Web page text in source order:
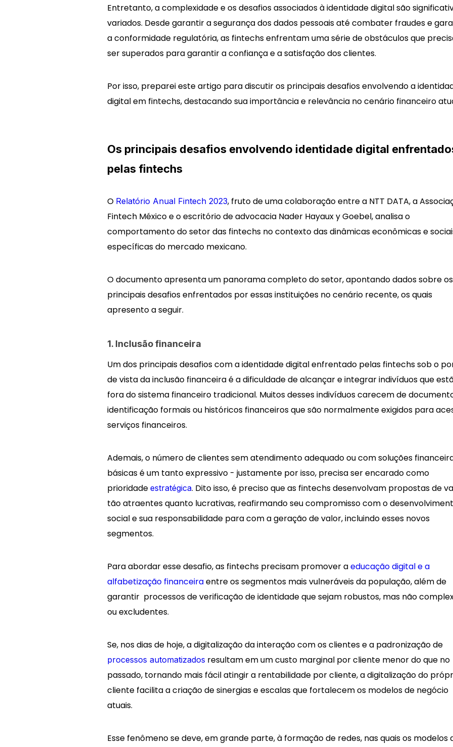
Entretanto, a complexidade e os desafios associados à identidade digital são
variados. Desde garantir a segurança dos dados pessoais até combater fraudes e
a conformidade regulatória, as fintechs enfrentam uma série de obstáculos que
ser superados para garantir a confiança e a satisfação dos clientes.
Por isso, preparei este artigo para discutir os principais desafios envolvendo a
digital em fintechs, destacando sua importância e relevância no cenário financeiro
Os principais desafios envolvendo identidade digital
pelas fintechs
O Relatório Anual Fintech 2023, fruto de uma colaboração entre a NTT DATA, a
Fintech México e o escritório de advocacia Nader Hayaux y Goebel, analisa o
comportamento do setor das fintechs no contexto das dinâmicas econômicas e
específicas do mercado mexicano.
O documento apresenta um panorama completo do setor, apontando dados sobre os
principais desafios enfrentados por essas instituições no cenário recente, os quais
apresento a seguir.
1. Inclusão financeira
Um dos principais desafios com a identidade digital enfrentado pelas fintechs sob o
de vista da inclusão financeira é a dificuldade de alcançar e integrar indivíduos que
fora do sistema financeiro tradicional. Muitos desses indivíduos carecem de
identificação formais ou históricos financeiros que são normalmente exigidos para
serviços financeiros.
Ademais, o número de clientes sem atendimento adequado ou com soluções
básicas é um tanto expressivo - justamente por isso, precisa ser encarado como
prioridade estratégica. Dito isso, é preciso que as fintechs desenvolvam propostas de
tão atraentes quanto lucrativas, reafirmando seu compromisso com o
social e sua responsabilidade para com a geração de valor, incluindo esses novos
segmentos.
Para abordar esse desafio, as fintechs precisam promover aeducação digital e a
alfabetização financeiraentre os segmentos mais vulneráveis da população, além de
garantir processos de verificação de identidade que sejam robustos, mas não
ou excludentes.
Se, nos dias de hoje, a digitalização da interação com os clientes e a padronização de
processos automatizados resultam em um custo marginal por cliente menor do que no
passado, tornando mais fácil atingir a rentabilidade por cliente, a digitalização do
cliente facilita a criação de sinergias e escalas que fortalecem os modelos de negócio
atuais.
Esse fenômeno se deve, em grande parte, à formação de redes, nas quais os modelos